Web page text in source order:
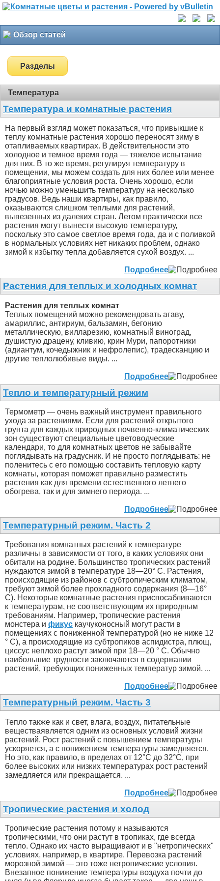
Обзор статей
Разделы
Температура
Температура и комнатные растения
На первый взгляд может показаться, что привыкшие к
теплу комнатные растения хорошо переносят зиму в
отапливаемых квартирах. В действительности это
холодное и темное время года — тяжелое испытание
для них. В то же время, регулируя температуру в
помещении, мы можем создать для них более или менее
благоприятные условия роста. Очень хорошо, если
ночью можно уменьшить температуру на несколько
градусов. Ведь наши квартиры, как правило,
оказываются слишком теплыми для растений,
вывезенных из далеких стран. Летом практически все
растения могут вынести высокую температуру,
поскольку это самое светлое время года, да и с поливкой
в нормальных условиях нет никаких проблем, однако
зимой к избытку тепла добавляется сухой воздух. ...
Подробнее
Растения для теплых и холодных комнат
Растения для теплых комнат
Теплых помещений можно рекомендовать агаву,
амариллис, антириум, бальзамин, бегонию
металлическую, вилларезию, комнатный виноград,
душистую драцену, кливию, крин Мури, папоротники
(адиантум, кочедыжник и нефролепис), традесканцию и
другие теплолюбивые виды. ...
Подробнее
Тепло и температурный режим
Термометр — очень важный инструмент правильного
ухода за растениями. Если для растений открытого
грунта для каждых природных почвенно-климатических
зон существуют специальные цветоводческие
календари, то для комнатных цветов не забывайте
поглядывать на градусник. И не просто поглядывать: не
поленитесь с его помощью составить тепловую карту
комнаты, которая поможет правильно разместить
растения как для времени естественного летнего
обогрева, так и для зимнего периода. ...
Подробнее
Температурный режим. Часть 2
Требования комнатных растений к температуре
различны в зависимости от того, в каких условиях они
обитали на родине. Большинство тропических растений
нуждаются зимой в температуре 18—20° С. Растения,
происходящие из районов с субтропическим климатом,
требуют зимой более прохладного содержания (8—16°
С). Некоторые комнатные растения приспосабливаются
к температурам, не соответствующим их природным
требованиям. Например, тропические растения
монстера и фикус каучуконосный могут расти в
помещениях с пониженной температурой (но не ниже 12
° С), а происходящие из субтропиков аспидистра, плющ,
циссус неплохо растут зимой при 18—20 ° С. Обычно
наибольшие трудности заключаются в содержании
растений, требующих пониженных температур зимой. ...
Подробнее
Температурный режим. Часть 3
Тепло также как и свет, влага, воздух, питательные
веществаявляется одним из основных условий жизни
растений. Рост растений с повышением температуры
ускоряется, а с понижением температуры замедляется.
Но это, как правило, в пределах от 12°С до 32°С, при
более высоких или низких температурах рост растений
замедляется или прекращается. ...
Подробнее
Тропические растения и холод
Тропические растения потому и называются
тропическими, что они растут в тропиках, где всегда
тепло. Однако их часто выращивают и в "нетропических"
условиях, например, в квартире. Перевозка растений
морозной зимой — это тоже нетропические условия.
Внезапное понижение температуры воздуха почти до